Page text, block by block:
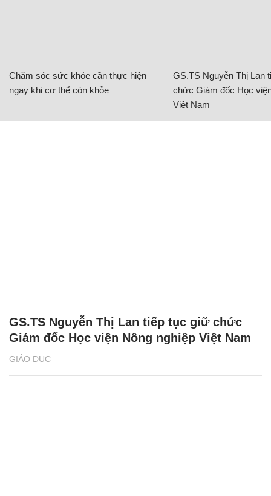
Chăm sóc sức khỏe cần thực hiện
ngay khi cơ thể còn khỏe
GS.TS Nguyễn Thị Lan
chức Giám đốc Học
Việt Nam
GIÁO DỤC
GS.TS Nguyễn Thị Lan tiếp tục giữ chức
Giám đốc Học viện Nông nghiệp Việt Nam